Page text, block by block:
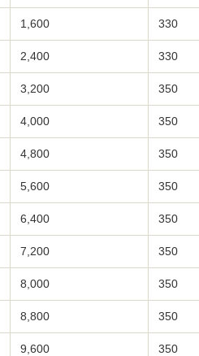
1,600 330
2,400 330
3,200 350
4,000 350
4,800 350
5,600 350
6,400 350
7,200 350
8,000 350
8,800 350
9,600 350